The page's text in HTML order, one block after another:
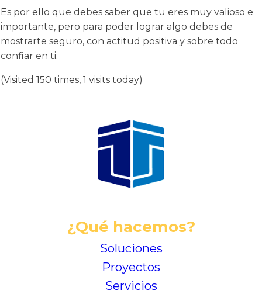
Es por ello que debes saber que tu eres muy valioso e
importante, pero para poder lograr algo debes de
mostrarte seguro, con actitud positiva y sobre todo
confiar en ti.
(Visited 150 times, 1 visits today)
¿Qué hacemos?
Soluciones
Proyectos
Servicios